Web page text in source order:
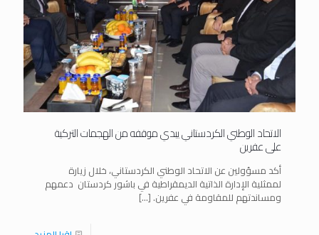
الاتحاد الوطني الكردستاني يبدي موقفه من الهجمات التركية
على عفرين
أكد مسؤولين عن الاتحاد الوطني الكردستاني، خلال زيارة
لممثلية الإدارة الذاتية الديمقراطية في باشور كردستان دعمهم
ومساندتهم للمقاومة في عفرين. […]